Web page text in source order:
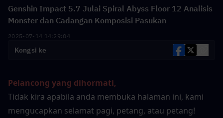
Genshin Impact 5.7 Julai Spiral Abyss Floor 12 Analisis
Monster dan Cadangan Komposisi Pasukan
2025-07-14 14:29:04
Kongsi ke
Pelancong yang dihormati,
Tidak kira apabila anda membuka halaman ini, kami
mengucapkan selamat pagi, petang, atau petang!